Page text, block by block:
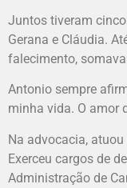
Juntos tiveram
Gerana e Cláudia.
falecimento,
Antonio sempre
minha vida. O amor
Na advocacia,
Exerceu cargos de
Administração de